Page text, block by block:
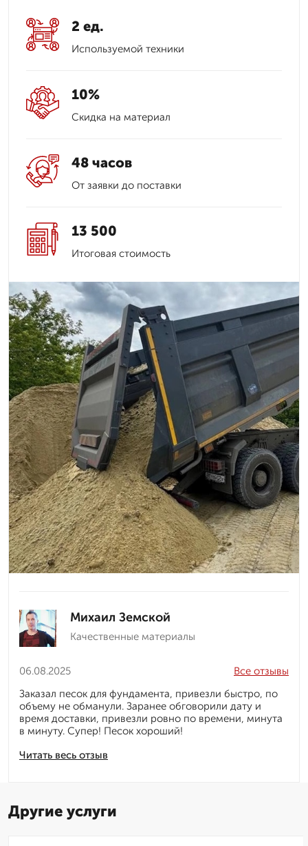
2 ед.
Используемой техники
10%
Скидка на материал
48 часов
От заявки до поставки
13 500
Итоговая стоимость
Михаил Земской
Качественные материалы
06.08.2025
Читать весь отзыв
Все отзывы
Заказал песок для фундамента, привезли быстро, по
объему не обманули. Заранее обговорили дату и
время доставки, привезли ровно по времени, минута
в минуту. Супер! Песок хороший!
Другие услуги